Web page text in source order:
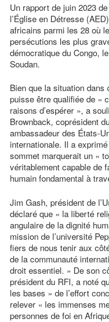
Un rapport de juin 2023
l’Église en Détresse
africains parmi les 28 où
persécutions les plus
démocratique du Congo,
Soudan.
Bien que la situation dans
puisse être qualifiée de «
raisons d’espérer », a
Brownback, coprésident
ambassadeur des États-
internationale. Il a
sommet marquerait un «
véritablement capable de
humain fondamental à
Jim Gash, président de
déclaré que « la liberté
angulaire de la dignité
mission de l’université
fiers de nous tenir aux
de la communauté
droit essentiel. » De son
président du RFI, a noté
les bases » de l’effort
relever « les immenses
personnes de foi en